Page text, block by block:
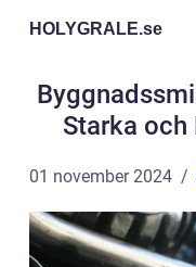
HOLYGRALE.se
Starka
01 november 2024